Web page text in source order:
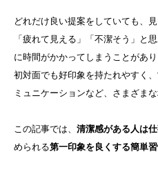
どれだけ良い提案をしていても、
「疲れて見える」「不潔そう」と
に時間がかかってしまうことがあ
初対面でも好印象を持たれやすく
ミュニケーションなど、さまざま
この記事では、 清潔感がある人は
められる第一印象を良くする簡単